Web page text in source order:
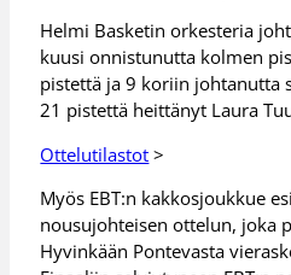
Helmi Basketin orkesteria
kuusi onnistunutta kolmen
pistettä ja 9 koriin johtanutta
21 pistettä heittänyt Laura
Ottelutilastot >
Myös EBT:n kakkosjoukkue
nousujohteisen ottelun, joka
Hyvinkään Pontevasta